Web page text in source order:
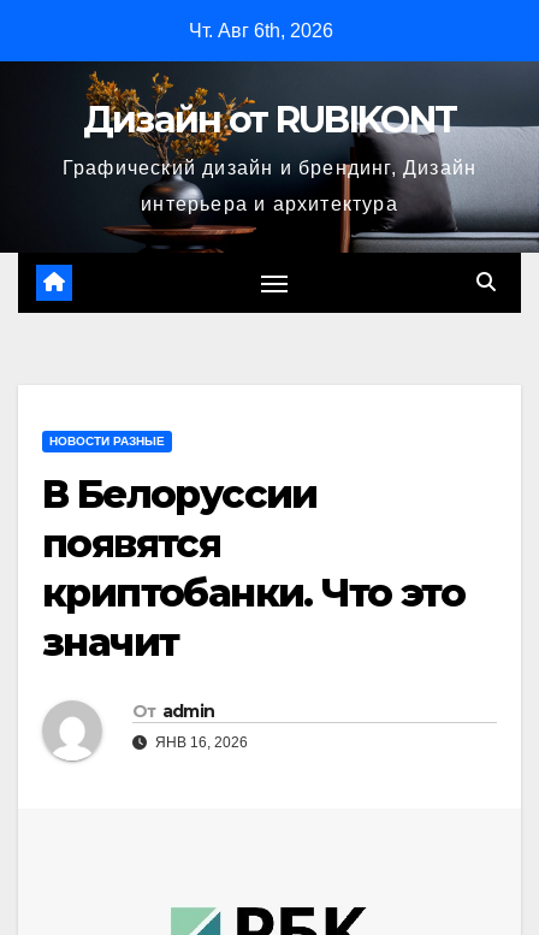
содержимому
Чт. Авг 6th, 2026
Дизайн от RUBIKONT
Графический дизайн и брендинг, Дизайн
интерьера и архитектура
НОВОСТИ РАЗНЫЕ
В Белоруссии
появятся
криптобанки. Что это
значит
От admin
ЯНВ 16, 2026